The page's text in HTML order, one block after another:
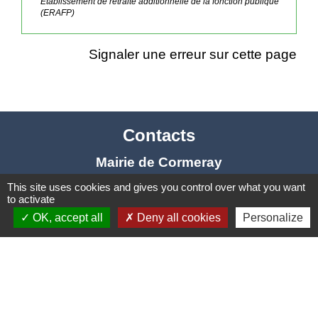
(ERAFP)
Signaler une erreur sur cette page
Contacts
Mairie de Cormeray
1, RUE DE LA BUISSONNIERE
+33 2 54 44 26 19
This site uses cookies and gives you control over what you want
to activate
OK, accept all
Deny all cookies Personalize